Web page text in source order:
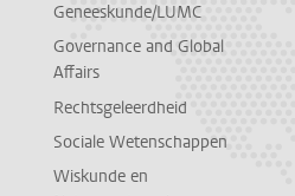
Geneeskunde/LUMC
Governance and Global
Affairs
Rechtsgeleerdheid
Sociale Wetenschappen
Wiskunde en